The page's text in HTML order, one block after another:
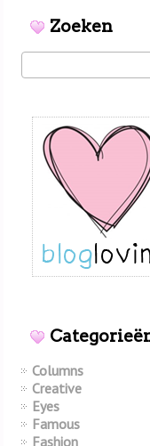
Zoeken
Columns
Creative
Eyes
Famous
Fashion